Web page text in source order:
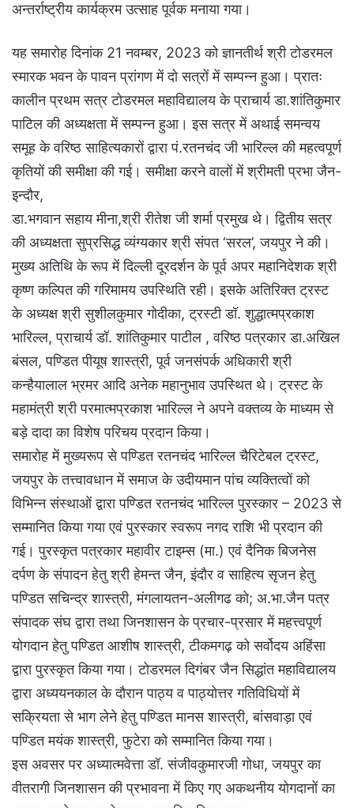
अन्तर्राष्ट्रीय कार्यक्रम उत्साह पूर्वक मनाया गया।
यह समारोह दिनांक 21 नवम्बर, 2023 को ज्ञानतीर्थ श्री टोडरमल
स्मारक भवन के पावन प्रांगण में दो सत्रों में सम्पन्न हुआ। प्रातः
कालीन प्रथम सत्र टोडरमल महाविद्यालय के प्राचार्य डा.शांतिकुमार
पाटिल की अध्यक्षता में सम्पन्न हुआ। इस सत्र में अथाई समन्वय
समूह के वरिष्ठ साहित्यकारों द्वारा पं.रतनचंद जी भारिल्ल की महत्वपूर्ण
कृतियों की समीक्षा की गई। समीक्षा करने वालों में श्रीमती प्रभा जैन-
इन्दौर,
डा.भगवान सहाय मीना,श्री रीतेश जी शर्मा प्रमुख थे। द्वितीय सत्र
की अध्यक्षता सुप्रसिद्ध व्यंग्यकार श्री संपत ‘सरल’, जयपुर ने की।
मुख्य अतिथि के रूप में दिल्ली दूरदर्शन के पूर्व अपर महानिदेशक श्री
कृष्ण कल्पित की गरिमामय उपस्थिति रही। इसके अतिरिक्त ट्रस्ट
के अध्यक्ष श्री सुशीलकुमार गोदीका, ट्रस्टी डॉ. शुद्धात्मप्रकाश
भारिल्ल, प्राचार्य डॉ. शांतिकुमार पाटील , वरिष्ठ पत्रकार डा.अखिल
बंसल, पण्डित पीयूष शास्त्री, पूर्व जनसंपर्क अधिकारी श्री
कन्हैयालाल भ्रमर आदि अनेक महानुभाव उपस्थित थे। ट्रस्ट के
महामंत्री श्री परमात्मप्रकाश भारिल्ल ने अपने वक्तव्य के माध्यम से
बड़े दादा का विशेष परिचय प्रदान किया।
समारोह में मुख्यरूप से पण्डित रतनचंद भारिल्ल चैरिटेबल ट्रस्ट,
जयपुर के तत्त्वावधान में समाज के उदीयमान पांच व्यक्तित्वों को
विभिन्न संस्थाओं द्वारा पण्डित रतनचंद भारिल्ल पुरस्कार – 2023 से
सम्मानित किया गया एवं पुरस्कार स्वरूप नगद राशि भी प्रदान की
गई। पुरस्कृत पत्रकार महावीर टाइम्स (मा.) एवं दैनिक बिजनेस
दर्पण के संपादन हेतु श्री हेमन्त जैन, इंदौर व साहित्य सृजन हेतु
पण्डित सचिन्द्र शास्त्री, मंगलायतन-अलीगढ को; अ.भा.जैन पत्र
संपादक संघ द्वारा तथा जिनशासन के प्रचार-प्रसार में महत्त्वपूर्ण
योगदान हेतु पण्डित आशीष शास्त्री, टीकमगढ़ को सर्वोदय अहिंसा
द्वारा पुरस्कृत किया गया। टोडरमल दिगंबर जैन सिद्धांत महाविद्यालय
द्वारा अध्ययनकाल के दौरान पाठ्य व पाठ्योत्तर गतिविधियों में
सक्रियता से भाग लेने हेतु पण्डित मानस शास्त्री, बांसवाड़ा एवं
पण्डित मयंक शास्त्री, फुटेरा को सम्मानित किया गया।
इस अवसर पर अध्यात्मवेत्ता डॉ. संजीवकुमारजी गोधा, जयपुर का
वीतरागी जिनशासन की प्रभावना में किए गए अकथनीय योगदानों का